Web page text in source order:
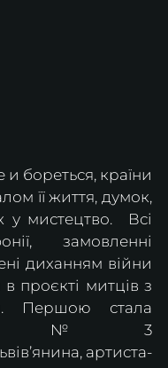
бореться, країни
її життя, думок,
у мистецтво.  Всі
замовленні
диханням війни
в проєкті митців з
Першою стала
№ 3
артиста-